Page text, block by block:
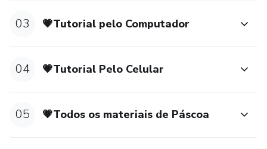
💗Rótulo vertical/horizontal
03 💗Tutorial pelo Computador
04 💗Tutorial Pelo Celular
05 💗Todos os materiais de Páscoa